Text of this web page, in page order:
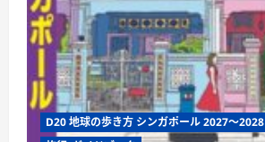
D20 地球の歩き方 シンガポール 2027〜2028